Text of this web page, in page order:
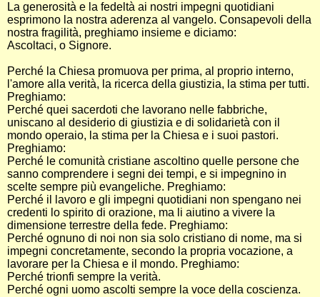
La generosità e la fedeltà ai nostri impegni quotidiani
esprimono la nostra aderenza al vangelo. Consapevoli della
nostra fragilità, preghiamo insieme e diciamo:
Ascoltaci, o Signore.
Perché la Chiesa promuova per prima, al proprio interno,
l'amore alla verità, la ricerca della giustizia, la stima per tutti.
Preghiamo:
Perché quei sacerdoti che lavorano nelle fabbriche,
uniscano al desiderio di giustizia e di solidarietà con il
mondo operaio, la stima per la Chiesa e i suoi pastori.
Preghiamo:
Perché le comunità cristiane ascoltino quelle persone che
sanno comprendere i segni dei tempi, e si impegnino in
scelte sempre più evangeliche. Preghiamo:
Perché il lavoro e gli impegni quotidiani non spengano nei
credenti lo spirito di orazione, ma li aiutino a vivere la
dimensione terrestre della fede. Preghiamo:
Perché ognuno di noi non sia solo cristiano di nome, ma si
impegni concretamente, secondo la propria vocazione, a
lavorare per la Chiesa e il mondo. Preghiamo:
Perché trionfi sempre la verità.
Perché ogni uomo ascolti sempre la voce della coscienza.